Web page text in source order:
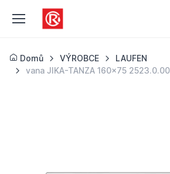
Domů VÝROBCE
LAUFEN
vana JIKA-TANZA 160x75